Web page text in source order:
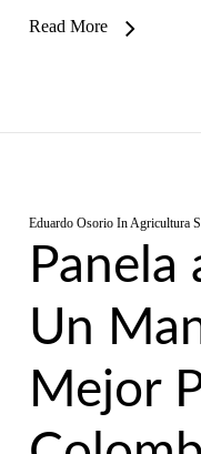
Read More
Eduardo Osorio InAgricultura
Panela
Un
Mejor